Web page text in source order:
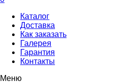
Каталог
Доставка
Как заказать
Галерея
Гарантия
Контакты
Меню